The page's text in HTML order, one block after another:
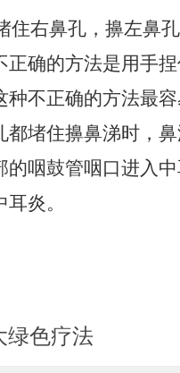
右鼻孔，擤左鼻
确的方法是用手
不正确的方法最
堵住擤鼻涕时，
咽鼓管咽口进入
炎。
绿色疗法